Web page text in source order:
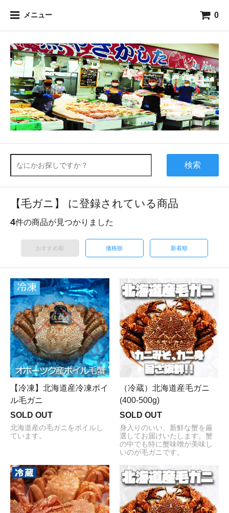
メニュー 0
検索
【毛ガニ】 に登録されている商品
4件の商品が見つかりました
おすすめ順 価格順 新着順
【冷凍】北海道産冷凍ボイ
ル毛ガニ
SOLD OUT
北海道産の毛ガニをボイルし
ています。
（冷蔵）北海道産毛ガニ
(400-500g)
SOLD OUT
身入りのいい、新鮮な蟹を厳
選してお届けいたします。蟹
の中でも特に蟹味噌が美味し
いのが毛ガニです。